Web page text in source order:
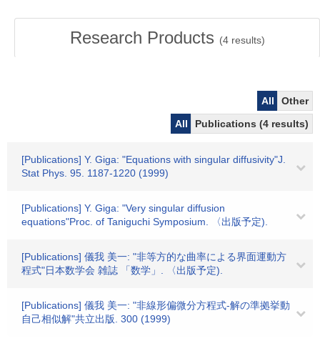
Research Products (4results)
All
Other
All
Publications (4 results)
[Publications] Y. Giga: "Equations with singular diffusivity"J.
Stat Phys. 95. 1187-1220 (1999)
[Publications] Y. Giga: "Very singular diffusion
equations"Proc. of Taniguchi Symposium. 〈出版予定).
[Publications] 儀我 美一: "非等方的な曲率による界面運動方
程式"日本数学会 雑誌 「数学」. 〈出版予定).
[Publications] 儀我 美一: "非線形偏微分方程式-解の準拠挙動
自己相似解"共立出版. 300 (1999)